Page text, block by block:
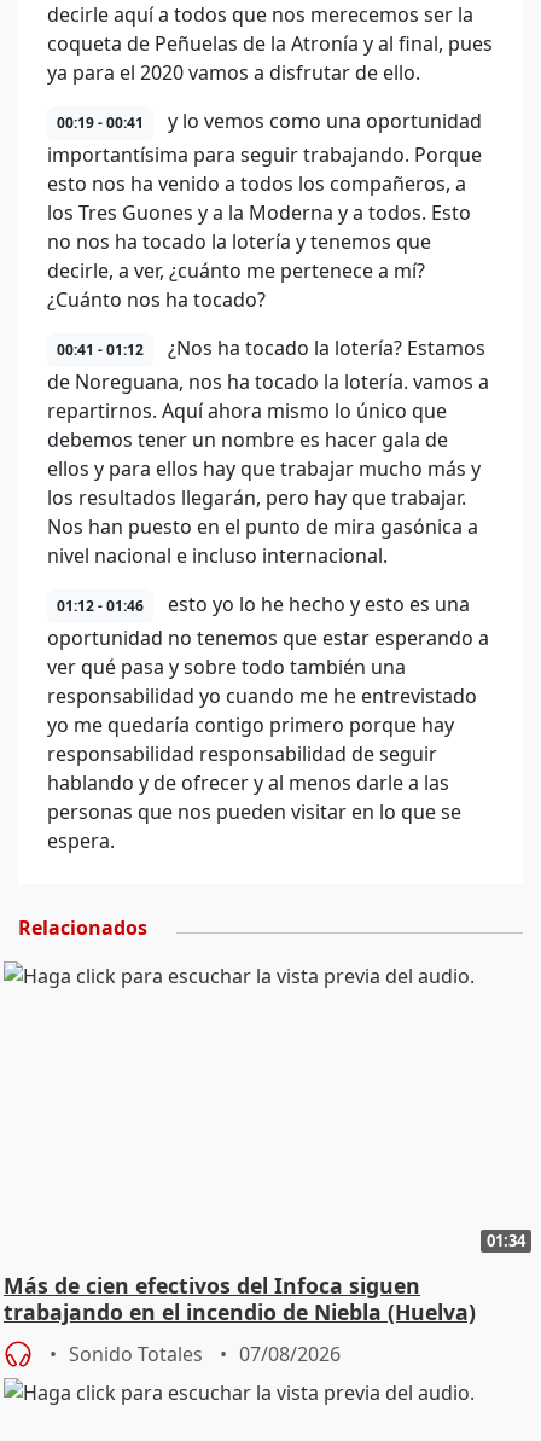
decirle aquí a todos que nos merecemos ser la
coqueta de Peñuelas de la Atronía y al final, pues
ya para el 2020 vamos a disfrutar de ello.
00:19 - 00:41
y lo vemos como una oportunidad
importantísima para seguir trabajando. Porque
esto nos ha venido a todos los compañeros, a
los Tres Guones y a la Moderna y a todos. Esto
no nos ha tocado la lotería y tenemos que
decirle, a ver, ¿cuánto me pertenece a mí?
¿Cuánto nos ha tocado?
00:41 - 01:12
¿Nos ha tocado la lotería? Estamos
de Noreguana, nos ha tocado la lotería. vamos a
repartirnos. Aquí ahora mismo lo único que
debemos tener un nombre es hacer gala de
ellos y para ellos hay que trabajar mucho más y
los resultados llegarán, pero hay que trabajar.
Nos han puesto en el punto de mira gasónica a
nivel nacional e incluso internacional.
01:12 - 01:46
esto yo lo he hecho y esto es una
oportunidad no tenemos que estar esperando a
ver qué pasa y sobre todo también una
responsabilidad yo cuando me he entrevistado
yo me quedaría contigo primero porque hay
responsabilidad responsabilidad de seguir
hablando y de ofrecer y al menos darle a las
personas que nos pueden visitar en lo que se
espera.
Relacionados
01:34
Más de cien efectivos del Infoca siguen
trabajando en el incendio de Niebla (Huelva)
Sonido Totales 07/08/2026